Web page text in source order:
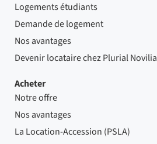
Logements étudiants
Demande de logement
Nos avantages
Devenir locataire chez Plurial Novilia
Acheter
Notre offre
Nos avantages
La Location-Accession (PSLA)